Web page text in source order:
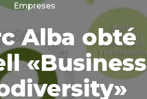
Categories
Empreses
Alba obté
«Business